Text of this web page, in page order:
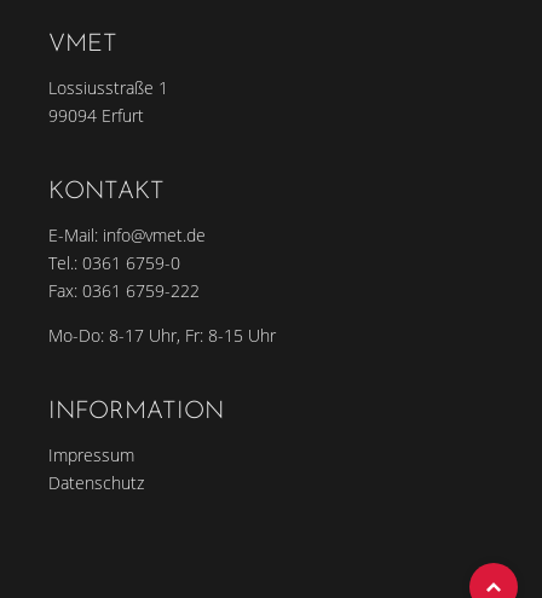
VMET
Lossiusstraße 1
99094 Erfurt
KONTAKT
E-Mail: info@vmet.de
Tel.: 0361 6759-0
Fax: 0361 6759-222
Mo-Do: 8-17 Uhr, Fr: 8-15 Uhr
INFORMATION
Impressum
Datenschutz